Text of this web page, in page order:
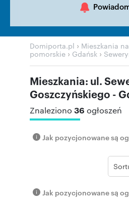
Domiporta.pl › Mieszkania
pomorskie › Gdańsk ›
Mieszkania: ul.
Goszczyńskiego -
Znaleziono 36 ogłoszeń
Jak pozycjonowane są
Jak pozycjonowane są